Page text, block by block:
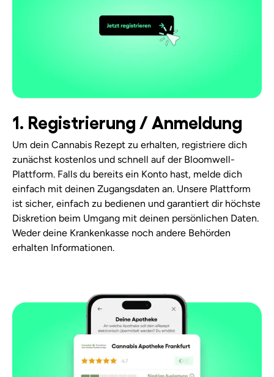
1. Registrierung / Anmeldung
Um dein Cannabis Rezept zu erhalten, registriere dich
zunächst kostenlos und schnell auf der Bloomwell-
Plattform. Falls du bereits ein Konto hast, melde dich
einfach mit deinen Zugangsdaten an. Unsere Plattform
ist sicher, einfach zu bedienen und garantiert dir höchste
Diskretion beim Umgang mit deinen persönlichen Daten.
Weder deine Krankenkasse noch andere Behörden
erhalten Informationen.